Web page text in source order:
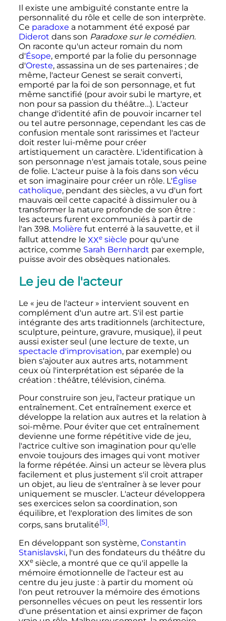
Il existe une ambiguïté constante entre la
personnalité du rôle et celle de son interprète.
Ce paradoxe a notamment été exposé par
Diderot dans son Paradoxe sur le comédien.
On raconte qu'un acteur romain du nom
d'Ésope, emporté par la folie du personnage
d'Oreste, assassina un de ses partenaires ; de
même, l'acteur Genest se serait converti,
emporté par la foi de son personnage, et fut
même sanctifié (pour avoir subi le martyre, et
non pour sa passion du théâtre…). L'acteur
change d'identité afin de pouvoir incarner tel
ou tel autre personnage, cependant les cas de
confusion mentale sont rarissimes et l'acteur
doit rester lui-même pour créer
artistiquement un caractère. L'identification à
son personnage n'est jamais totale, sous peine
de folie. L'acteur puise à la fois dans son vécu
et son imaginaire pour créer un rôle. L'Église
catholique, pendant des siècles, a vu d'un fort
mauvais œil cette capacité à dissimuler ou à
transformer la nature profonde de son être :
les acteurs furent excommuniés à partir de
l'an 398. Molière fut enterré à la sauvette, et il
fallut attendre le XXesiècle pour qu'une
actrice, comme Sarah Bernhardt par exemple,
puisse avoir des obsèques nationales.
Le jeu de l'acteur
Le « jeu de l'acteur » intervient souvent en
complément d'un autre art. S'il est partie
intégrante des arts traditionnels (architecture,
sculpture, peinture, gravure, musique), il peut
aussi exister seul (une lecture de texte, un
spectacle d'improvisation, par exemple) ou
bien s'ajouter aux autres arts, notamment
ceux où l'interprétation est séparée de la
création : théâtre, télévision, cinéma.
Pour construire son jeu, l'acteur pratique un
entraînement. Cet entraînement exerce et
développe la relation aux autres et la relation à
soi-même. Pour éviter que cet entraînement
devienne une forme répétitive vide de jeu,
l'actrice cultive son imagination pour qu'elle
envoie toujours des images qui vont motiver
la forme répétée. Ainsi un acteur se lèvera plus
facilement et plus justement s'il croit attraper
un objet, au lieu de s'entraîner à se lever pour
uniquement se muscler. L'acteur développera
ses exercices selon sa coordination, son
équilibre, et l'exploration des limites de son
corps, sans brutalité[5].
En développant son système, Constantin
Stanislavski, l'un des fondateurs du théâtre du
XXe siècle, a montré que ce qu'il appelle la
mémoire émotionnelle de l'acteur est au
centre du jeu juste : à partir du moment où
l'on peut retrouver la mémoire des émotions
personnelles vécues on peut les ressentir lors
d'une présentation et ainsi exprimer de façon